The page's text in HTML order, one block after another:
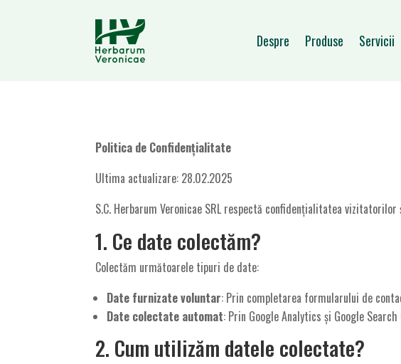
Despre Produse Servicii
Politica de Confidențialitate
Ultima actualizare: 28.02.2025
S.C. Herbarum Veronicae SRL respectă confidențialitatea
1. Ce date colectăm?
Colectăm următoarele tipuri de date:
Date furnizate voluntar: Prin completarea formularului de
Date colectate automat: Prin Google Analytics și Google
2. Cum utilizăm datele colectate?